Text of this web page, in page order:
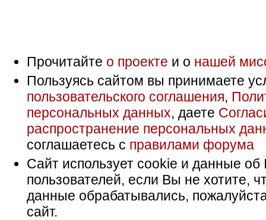
Прочитайте о проекте и о нашей
Пользуясь сайтом вы принимаете
пользовательского соглашения,
персональных данных, даете
распространение персональных
соглашаетесь с правилами форума
Сайт использует cookie и данные об
пользователей, если Вы не хотите,
данные обрабатывались,
сайт.